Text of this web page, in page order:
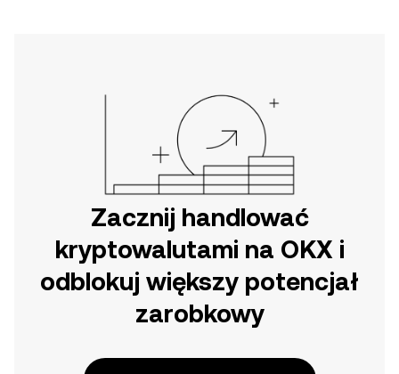
Zacznij handlować
kryptowalutami na OKX i
odblokuj większy potencjał
zarobkowy